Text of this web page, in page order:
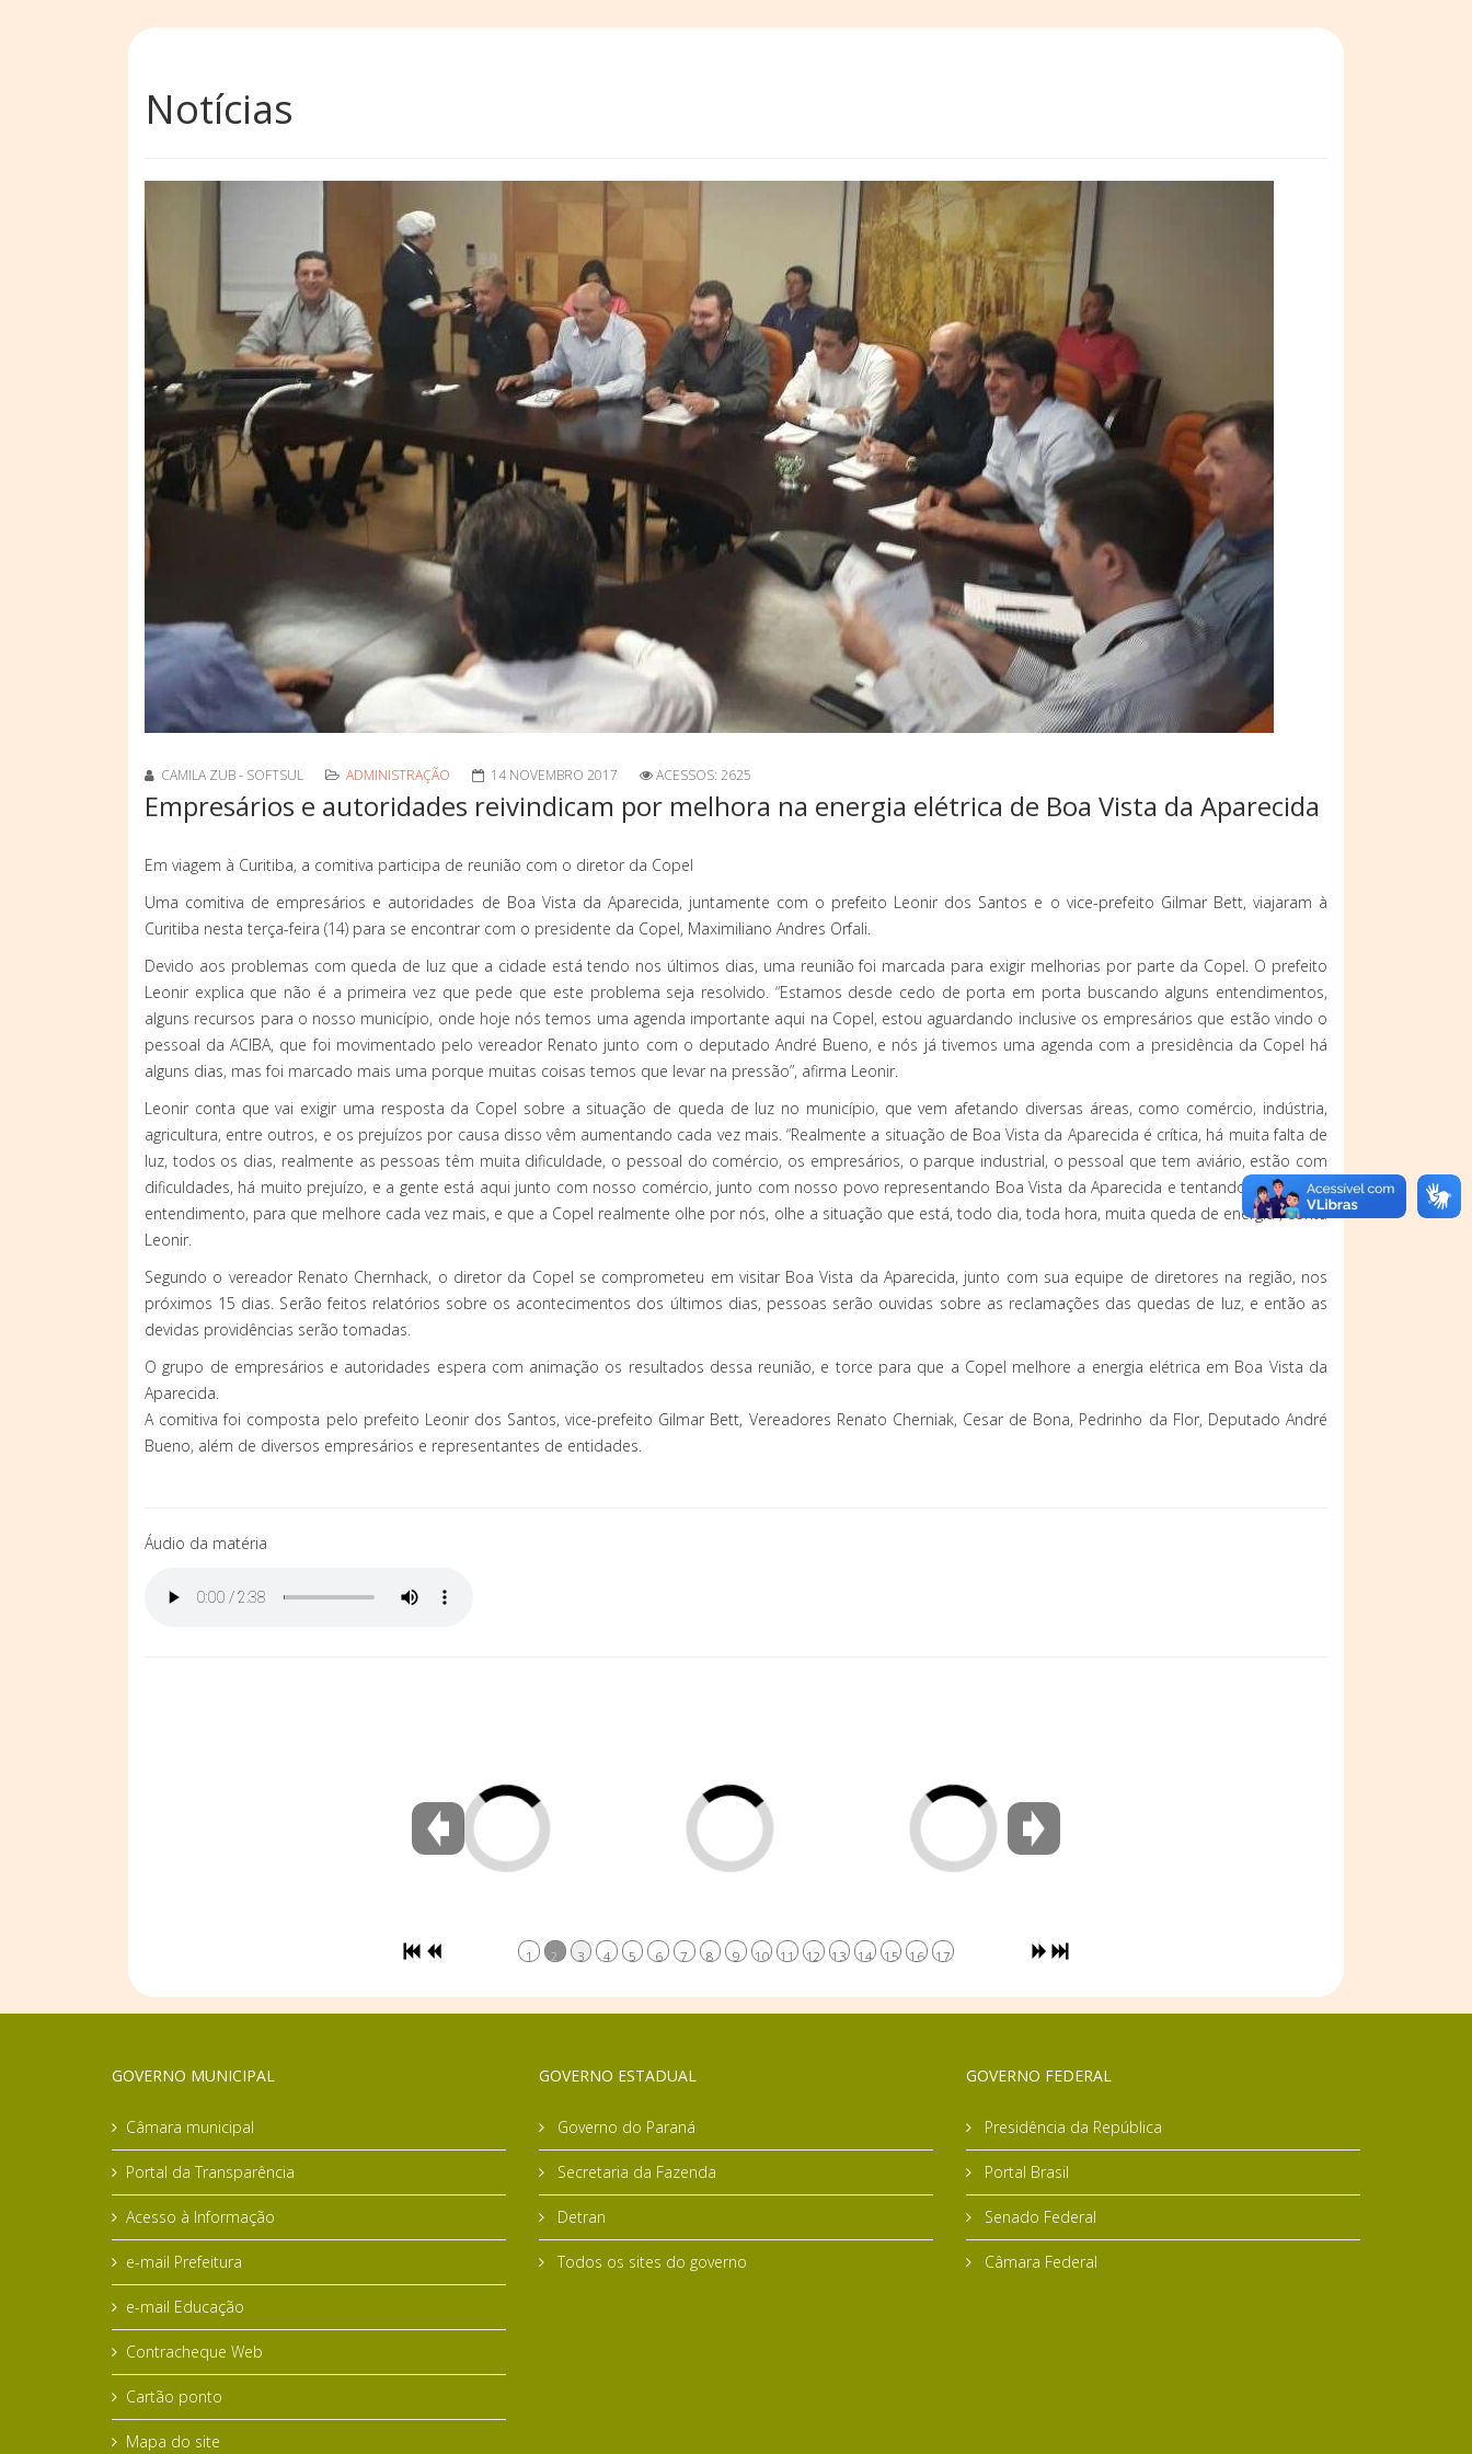
Notícias
CAMILA ZUB - SOFTSUL ADMINISTRAÇÃO 14 NOVEMBRO 2017 ACESSOS: 2625
Empresários e autoridades reivindicam por melhora na energia elétrica de Boa Vista da Aparecida
Em viagem à Curitiba, a comitiva participa de reunião com o diretor da Copel
Uma comitiva de empresários e autoridades de Boa Vista da Aparecida, juntamente com o prefeito Leonir dos Santos e o vice-prefeito Gilmar Bett, viajaram à
Curitiba nesta terça-feira (14) para se encontrar com o presidente da Copel, Maximiliano Andres Orfali.
Devido aos problemas com queda de luz que a cidade está tendo nos últimos dias, uma reunião foi marcada para exigir melhorias por parte da Copel. O prefeito
Leonir explica que não é a primeira vez que pede que este problema seja resolvido. “Estamos desde cedo de porta em porta buscando alguns entendimentos,
alguns recursos para o nosso município, onde hoje nós temos uma agenda importante aqui na Copel, estou aguardando inclusive os empresários que estão vindo o
pessoal da ACIBA, que foi movimentado pelo vereador Renato junto com o deputado André Bueno, e nós já tivemos uma agenda com a presidência da Copel há
alguns dias, mas foi marcado mais uma porque muitas coisas temos que levar na pressão”, afirma Leonir.
Leonir conta que vai exigir uma resposta da Copel sobre a situação de queda de luz no município, que vem afetando diversas áreas, como comércio, indústria,
agricultura, entre outros, e os prejuízos por causa disso vêm aumentando cada vez mais. “Realmente a situação de Boa Vista da Aparecida é crítica, há muita falta de
luz, todos os dias, realmente as pessoas têm muita dificuldade, o pessoal do comércio, os empresários, o parque industrial, o pessoal que tem aviário, estão com
dificuldades, há muito prejuízo, e a gente está aqui junto com nosso comércio, junto com nosso povo representando Boa Vista da Aparecida e tentando buscar um
entendimento, para que melhore cada vez mais, e que a Copel realmente olhe por nós, olhe a situação que está, todo dia, toda hora, muita queda de energia”, conta
Leonir.
Segundo o vereador Renato Chernhack, o diretor da Copel se comprometeu em visitar Boa Vista da Aparecida, junto com sua equipe de diretores na região, nos
próximos 15 dias. Serão feitos relatórios sobre os acontecimentos dos últimos dias, pessoas serão ouvidas sobre as reclamações das quedas de luz, e então as
devidas providências serão tomadas.
O grupo de empresários e autoridades espera com animação os resultados dessa reunião, e torce para que a Copel melhore a energia elétrica em Boa Vista da
Aparecida.
A comitiva foi composta pelo prefeito Leonir dos Santos, vice-prefeito Gilmar Bett, Vereadores Renato Cherniak, Cesar de Bona, Pedrinho da Flor, Deputado André
Bueno, além de diversos empresários e representantes de entidades.
Áudio da matéria
1 2 3 4 5 6 7 8 9 10 11 12 13 14 15 16 17
GOVERNO MUNICIPAL
Câmara municipal
Portal da Transparência
Acesso à Informação
e-mail Prefeitura
e-mail Educação
Contracheque Web
Cartão ponto
Mapa do site
GOVERNO ESTADUAL
Governo do Paraná
Secretaria da Fazenda
Detran
Todos os sites do governo
GOVERNO FEDERAL
Presidência da República
Portal Brasil
Senado Federal
Câmara Federal